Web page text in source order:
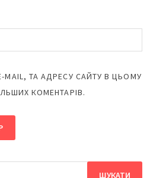
MAIL, ТА АДРЕСУ САЙТУ В ЦЬОМУ
КОМЕНТАРІВ.